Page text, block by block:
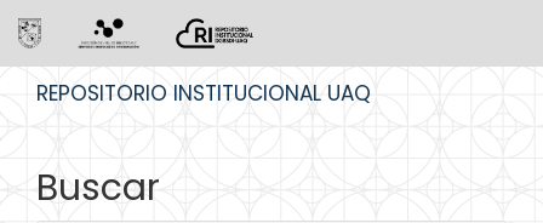
REPOSITORIO INSTITUCIONAL UAQ
Buscar